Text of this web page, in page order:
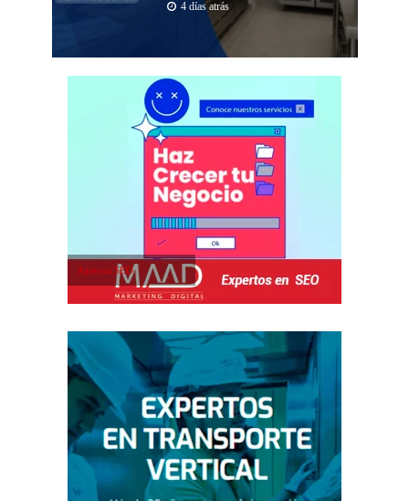
4 días atrás
Agencia SEO